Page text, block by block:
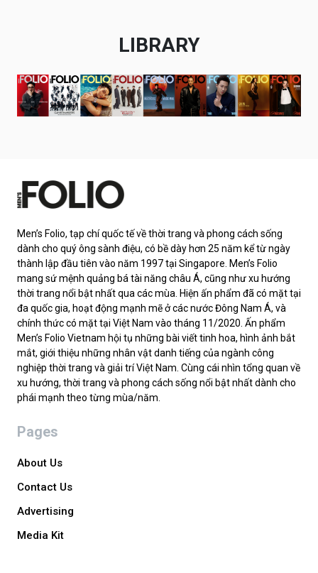
LIBRARY
Men’s Folio, tạp chí quốc tế về thời trang và phong cách sống
dành cho quý ông sành điệu, có bề dày hơn 25 năm kể từ ngày
thành lập đầu tiên vào năm 1997 tại Singapore. Men’s Folio
mang sứ mệnh quảng bá tài năng châu Á, cũng như xu hướng
thời trang nổi bật nhất qua các mùa. Hiện ấn phẩm đã có mặt tại
đa quốc gia, hoạt động mạnh mẽ ở các nước Đông Nam Á, và
chính thức có mặt tại Việt Nam vào tháng 11/2020. Ấn phẩm
Men’s Folio Vietnam hội tụ những bài viết tinh hoa, hình ảnh bắt
mắt, giới thiệu những nhân vật danh tiếng của ngành công
nghiệp thời trang và giải trí Việt Nam. Cùng cái nhìn tổng quan về
xu hướng, thời trang và phong cách sống nổi bật nhất dành cho
phái mạnh theo từng mùa/năm.
Pages
About Us
Contact Us
Advertising
Media Kit